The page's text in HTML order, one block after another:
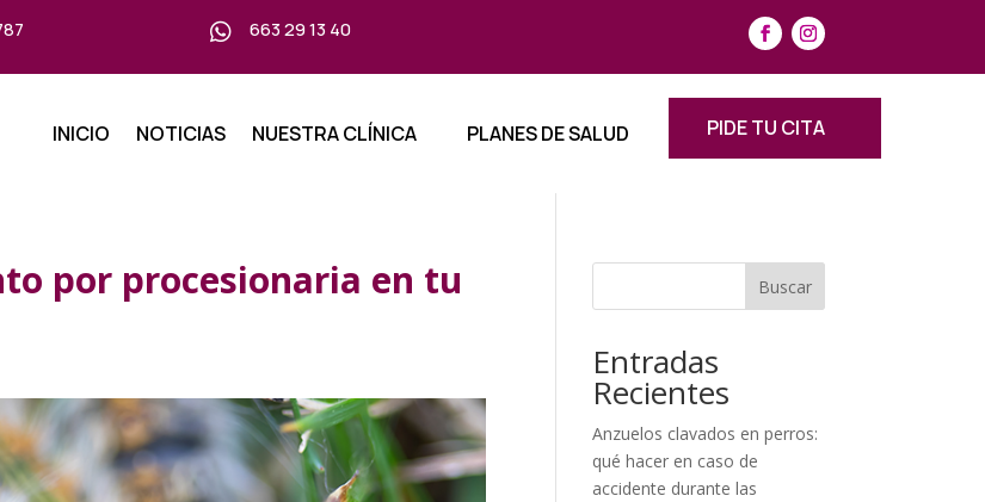
 663 29 13 40
INICIO NOTICIAS NUESTRA CLÍNICA PLANES DE SALUD PIDE TU CITA
por procesionaria en tu Buscar
Entradas
Recientes
Anzuelos clavados en perros:
qué hacer en caso de
accidente durante las